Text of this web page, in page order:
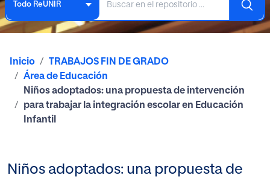
Todo ReUNIR
Inicio
TRABAJOS FIN DE GRADO
Área de Educación
Niños adoptados: una propuesta de intervención
para trabajar la integración escolar en Educación
Infantil
Niños adoptados: una propuesta de